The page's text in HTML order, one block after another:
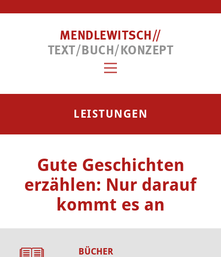
MENDLEWITSCH//
TEXT/BUCH/KONZEPT
LEISTUNGEN
Gute Geschichten
erzählen: Nur darauf
kommt es an
BÜCHER